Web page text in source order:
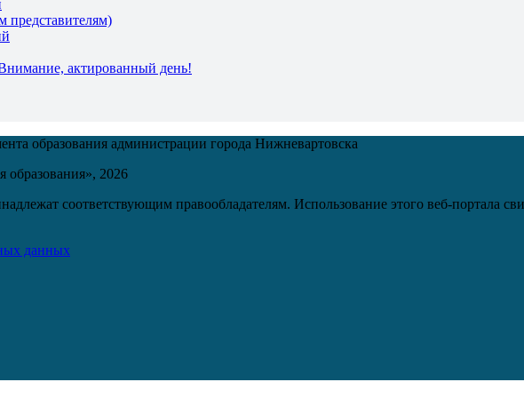
представителям)
актированный день!
образования администрации города Нижневартовска
2026
соответствующим правообладателям. Использование этого веб-портала
данных